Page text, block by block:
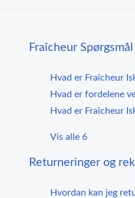
Fraîcheur Spørgsmål
Hvad er Fraîcheur
Hvad er fordelene
Hvad er Fraîcheur
Vis alle 6
Returneringer og
Hvordan kan jeg